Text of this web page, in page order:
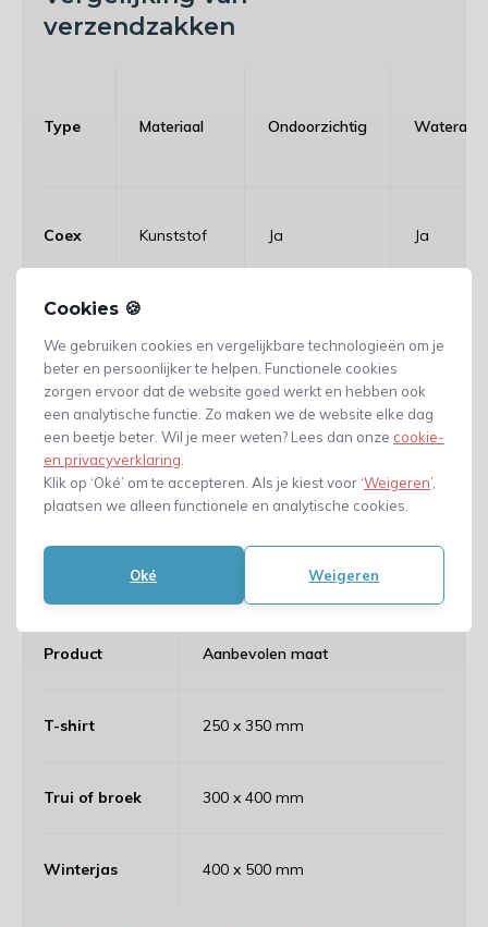
Cookies 🍪
We gebruiken cookies en vergelijkbare technologieën om je
beter en persoonlijker te helpen. Functionele cookies
zorgen ervoor dat de website goed werkt en hebben ook
een analytische functie. Zo maken we de website elke dag
een beetje beter. Wil je meer weten? Lees dan onze cookie-
en privacyverklaring
Klik op ‘Oké’ om te accepteren. Als je kiest voor ‘Weigeren’,
plaatsen we alleen functionele en analytische cookies.
Oké Weigeren
verzendzakken
Type Materiaal Ondoorzichtig
Coex Kunststof Ja Ja
Welke maat verzendzak heb je
nodig
De juiste maat verzendzak voorkomt loze ruimte en
meestal dat de zak iets groter mag zijn dan het
opgevouwen product.
Product Aanbevolen maat
T-shirt 250 x 350 mm
Trui of broek 300 x 400 mm
Winterjas 400 x 500 mm